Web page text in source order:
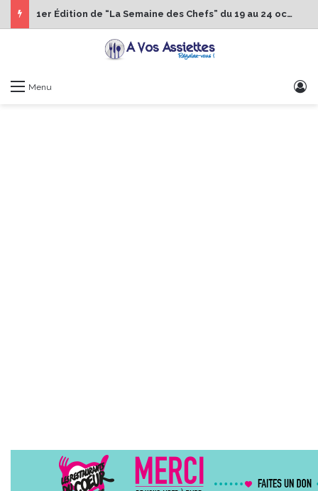
1er Édition de “La Semaine des Chefs” du 19 au 24 octobre 2026
Menu